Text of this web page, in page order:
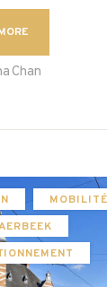
Chan
MOBILITÉ